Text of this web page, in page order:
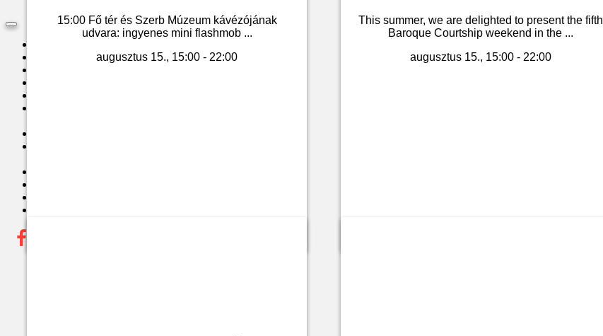
Toggle
JEGYINFORMÁCIÓK
15:00 Fő tér és Szerb Múzeum kávézójának
udvara: ingyenes mini flashmob ...
augusztus 15., 15:00 - 22:00
This summer, we are delighted to present the fifth
Baroque Courtship weekend in the ...
augusztus 15., 15:00 - 22:00